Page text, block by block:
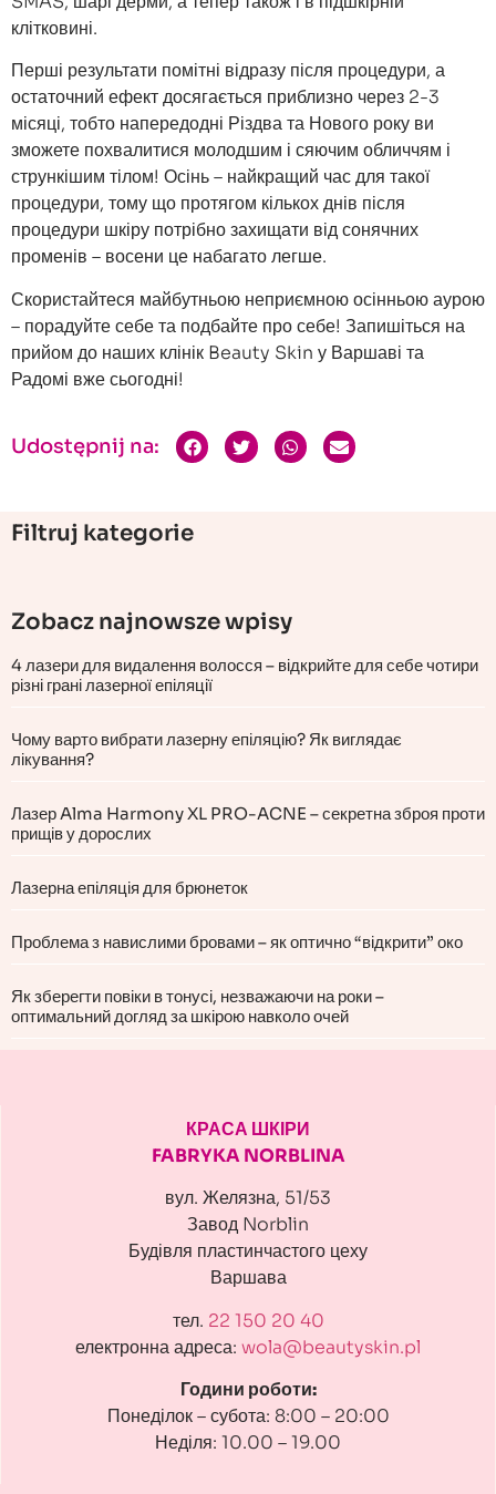
клітковині.
Перші результати помітні відразу після процедури, а
остаточний ефект досягається приблизно через 2-3
місяці, тобто напередодні Різдва та Нового року ви
зможете похвалитися молодшим і сяючим обличчям і
стрункішим тілом! Осінь – найкращий час для такої
процедури, тому що протягом кількох днів після
процедури шкіру потрібно захищати від сонячних
променів – восени це набагато легше.
Скористайтеся майбутньою неприємною осінньою аурою
– порадуйте себе та подбайте про себе! Запишіться на
прийом до наших клінік Beauty Skin у Варшаві та
Радомі вже сьогодні!
Udostępnij na:
Filtruj kategorie
Zobacz najnowsze wpisy
4 лазери для видалення волосся – відкрийте для себе чотири
різні грані лазерної епіляції
Чому варто вибрати лазерну епіляцію? Як виглядає
лікування?
Лазер Alma Harmony XL PRO-ACNE – секретна зброя проти
прищів у дорослих
Лазерна епіляція для брюнеток
Проблема з навислими бровами – як оптично “відкрити” око
Як зберегти повіки в тонусі, незважаючи на роки –
оптимальний догляд за шкірою навколо очей
КРАСА ШКІРИ
FABRYKA NORBLINA
вул. Желязна, 51/53
Завод Norblin
Будівля пластинчастого цеху
Варшава
тел. 22 150 20 40
електронна адреса: wola@beautyskin.pl
Години роботи:
Понеділок – субота: 8:00 – 20:00
Неділя: 10.00 – 19.00